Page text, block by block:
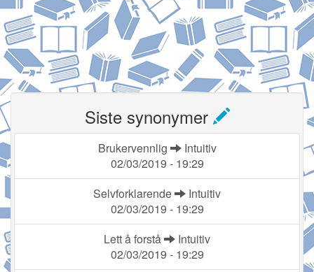
Siste synonymer
Brukervennlig
Intuitiv
02/03/2019 - 19:29
Selvforklarende
Intuitiv
02/03/2019 - 19:29
Lett å forstå
Intuitiv
02/03/2019 - 19:29